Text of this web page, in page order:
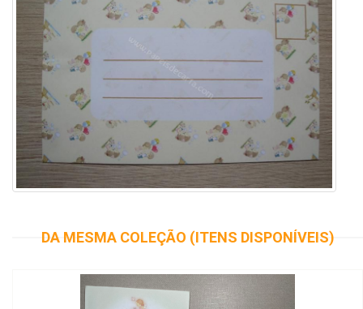
DA MESMA COLEÇÃO (ITENS DISPONÍVEIS)